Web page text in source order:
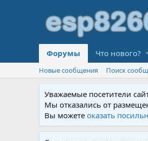
Форумы Что нового?
Новые сообщения Поиск
Уважаемые посетители
Мы отказались от
Вы можетеоказать